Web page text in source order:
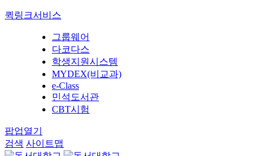
퀵링크서비스
그룹웨어
다코다스
학생지원시스템
MYDEX(비교과)
e-Class
민석도서관
CBT시험
팝업열기
검색 사이트맵